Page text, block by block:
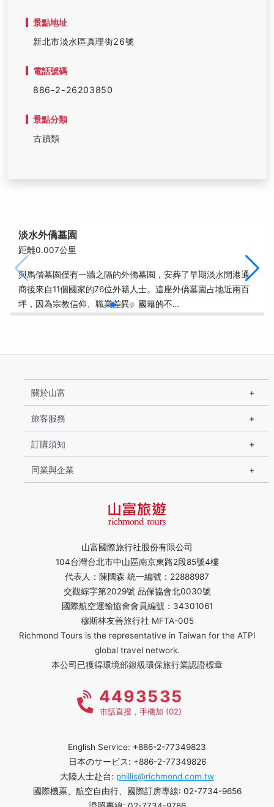
景點地址
新北市淡水區真理街26號
電話號碼
886-2-26203850
景點分類
古蹟類
淡水外僑墓園
距離0.007公里
與馬偕墓園僅有一牆之隔的外僑墓園，安葬了早期淡水開港通
商後來自11個國家的76位外籍人士。這座外僑墓園占地近兩百
坪，因為宗教信仰、職業差異、國籍的不…
山富國際旅行社股份有限公司
104台灣台北市中山區南京東路2段85號4樓
代表人：陳國森 統一編號：22888987
交觀綜字第2029號 品保協會北0030號
國際航空運輸協會會員編號：34301061
穆斯林友善旅行社 MFTA-005
Richmond Tours is the representative in Taiwan for the ATPI
global travel network.
本公司已獲得環境部銀級環保旅行業認證標章
關於山富
旅客服務
訂購須知
同業與企業
4493535
市話直撥，手機加 (02)
English Service: +886-2-77349823
日本のサービス: +886-2-77349826
大陸人士赴台: phillis@richmond.com.tw
國際機票、航空自由行、國際訂房專線: 02-7734-9656